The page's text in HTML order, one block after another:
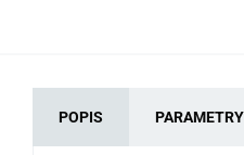
POPIS PARAMETRY